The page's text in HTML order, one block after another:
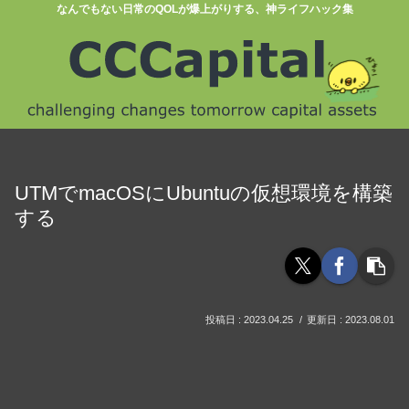
なんでもない日常のQOLが爆上がりする、神ライフハック集
UTMでmacOSにUbuntuの仮想環境を構築
する
2023.04.25 2023.08.01